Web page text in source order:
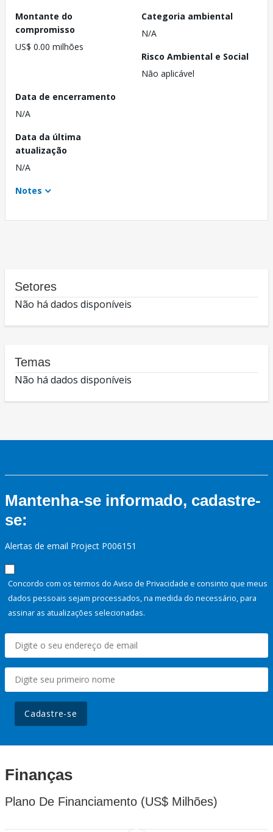
Montante do
compromisso
US$ 0.00 milhões
Categoria ambiental
N/A
Risco Ambiental e Social
Não aplicável
Data de encerramento
N/A
Data da última
atualização
N/A
Notes
Setores
Não há dados disponíveis
Temas
Não há dados disponíveis
Mantenha-se informado, cadastre-
se:
Alertas de email Project P006151
Concordo com os termos do Aviso de Privacidade e consinto que meus
dados pessoais sejam processados, na medida do necessário, para
assinar as atualizações selecionadas.
Cadastre-se
Finanças
Plano De Financiamento (US$ Milhões)